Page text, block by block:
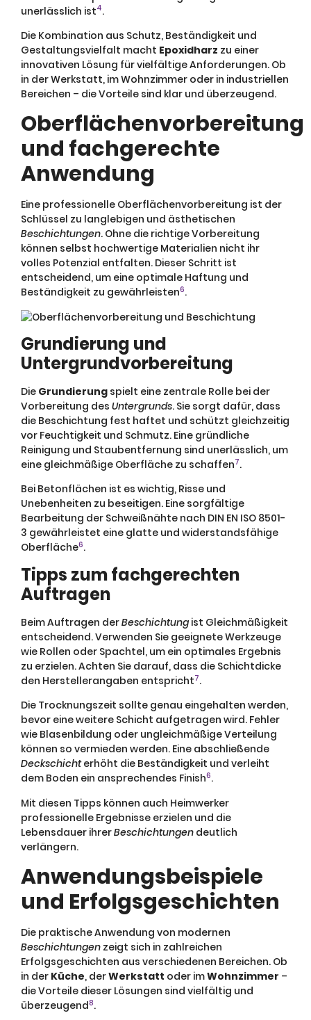
unerlässlich ist4.
Die Kombination aus Schutz, Beständigkeit und
Gestaltungsvielfalt macht Epoxidharz zu einer
innovativen Lösung für vielfältige Anforderungen. Ob
in der Werkstatt, im Wohnzimmer oder in industriellen
Bereichen – die Vorteile sind klar und überzeugend.
Oberflächenvorbereitung
und fachgerechte
Anwendung
Eine professionelle Oberflächenvorbereitung ist der
Schlüssel zu langlebigen und ästhetischen
Beschichtungen. Ohne die richtige Vorbereitung
können selbst hochwertige Materialien nicht ihr
volles Potenzial entfalten. Dieser Schritt ist
entscheidend, um eine optimale Haftung und
Beständigkeit zu gewährleisten6.
Grundierung und
Untergrundvorbereitung
Die Grundierung spielt eine zentrale Rolle bei der
Vorbereitung des Untergrunds. Sie sorgt dafür, dass
die Beschichtung fest haftet und schützt gleichzeitig
vor Feuchtigkeit und Schmutz. Eine gründliche
Reinigung und Staubentfernung sind unerlässlich, um
eine gleichmäßige Oberfläche zu schaffen7.
Bei Betonflächen ist es wichtig, Risse und
Unebenheiten zu beseitigen. Eine sorgfältige
Bearbeitung der Schweißnähte nach DIN EN ISO 8501-
3 gewährleistet eine glatte und widerstandsfähige
Oberfläche6.
Tipps zum fachgerechten
Auftragen
Beim Auftragen derBeschichtungist Gleichmäßigkeit
entscheidend. Verwenden Sie geeignete Werkzeuge
wie Rollen oder Spachtel, um ein optimales Ergebnis
zu erzielen. Achten Sie darauf, dass die Schichtdicke
den Herstellerangaben entspricht7.
Die Trocknungszeit sollte genau eingehalten werden,
bevor eine weitere Schicht aufgetragen wird. Fehler
wie Blasenbildung oder ungleichmäßige Verteilung
können so vermieden werden. Eine abschließende
Deckschichterhöht die Beständigkeit und verleiht
dem Boden ein ansprechendes Finish6.
Mit diesen Tipps können auch Heimwerker
professionelle Ergebnisse erzielen und die
Lebensdauer ihrerBeschichtungen deutlich
verlängern.
Anwendungsbeispiele
und Erfolgsgeschichten
Die praktische Anwendung von modernen
Beschichtungen zeigt sich in zahlreichen
Erfolgsgeschichten aus verschiedenen Bereichen. Ob
in der Küche, derWerkstatt oder imWohnzimmer –
die Vorteile dieser Lösungen sind vielfältig und
überzeugend8.